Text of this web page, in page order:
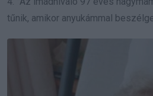
tűnik, amikor anyukámmal